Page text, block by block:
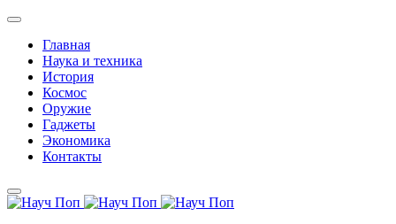
Главная
Наука и техника
История
Космос
Оружие
Гаджеты
Экономика
Контакты